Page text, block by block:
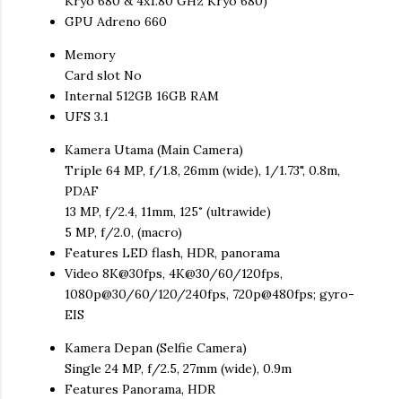
GPU Adreno 660
Memory
Card slot No
Internal 512GB 16GB RAM
UFS 3.1
Kamera Utama (Main Camera)
Triple 64 MP, f/1.8, 26mm (wide), 1/1.73", 0.8m,
PDAF
13 MP, f/2.4, 11mm, 125˚ (ultrawide)
5 MP, f/2.0, (macro)
Features LED flash, HDR, panorama
Video 8K@30fps, 4K@30/60/120fps,
1080p@30/60/120/240fps, 720p@480fps; gyro-
EIS
Kamera Depan (Selfie Camera)
Single 24 MP, f/2.5, 27mm (wide), 0.9m
Features Panorama, HDR